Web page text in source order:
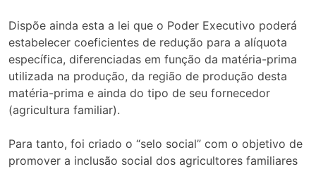
Dispõe ainda esta a lei que o Poder Executivo poderá
estabelecer coeficientes de redução para a alíquota
específica, diferenciadas em função da matéria-prima
utilizada na produção, da região de produção desta
matéria-prima e ainda do tipo de seu fornecedor
(agricultura familiar).
Para tanto, foi criado o “selo social” com o objetivo de
promover a inclusão social dos agricultores familiares